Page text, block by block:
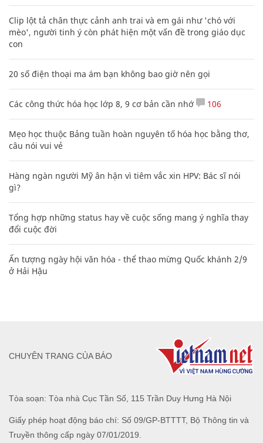
Clip lột tả chân thực cảnh anh trai và em gái như 'chó với
mèo', người tinh ý còn phát hiện một vấn đề trong giáo dục
con
20 số điện thoại ma ám bạn không bao giờ nên gọi
Các công thức hóa học lớp 8, 9 cơ bản cần nhớ 106
Mẹo học thuộc Bảng tuần hoàn nguyên tố hóa học bằng thơ,
câu nói vui vẻ
Hàng ngàn người Mỹ ân hận vì tiêm vắc xin HPV: Bác sĩ nói
gì?
Tổng hợp những status hay về cuộc sống mang ý nghĩa thay
đổi cuộc đời
Ấn tượng ngày hội văn hóa - thể thao mừng Quốc khánh 2/9
ở Hải Hậu
Tòa soạn: Tòa nhà Cục Tần Số, 115 Trần Duy Hưng Hà Nội
Giấy phép hoạt động báo chí: Số 09/GP-BTTTT, Bộ Thông tin và
Truyền thông cấp ngày 07/01/2019.
CHUYÊN TRANG CỦA BÁO